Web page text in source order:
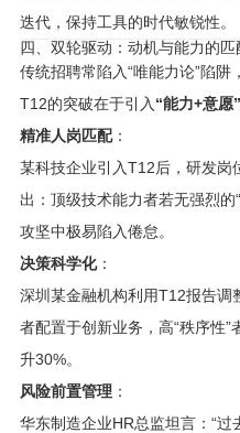
迭代，保持工具的时代敏锐性。
四、双轮驱动：动机与能力的匹
传统招聘常陷入“唯能力论”陷阱
T12的突破在于引入 “能力+意愿
精准人岗匹配：
某科技企业引入T12后，研发岗
出：顶级技术能力者若无强烈的
攻坚中极易陷入倦怠。
决策科学化：
深圳某金融机构利用T12报告调
者配置于创新业务，高“秩序性
升30%。
风险前置管理：
华东制造企业HR总监坦言：“